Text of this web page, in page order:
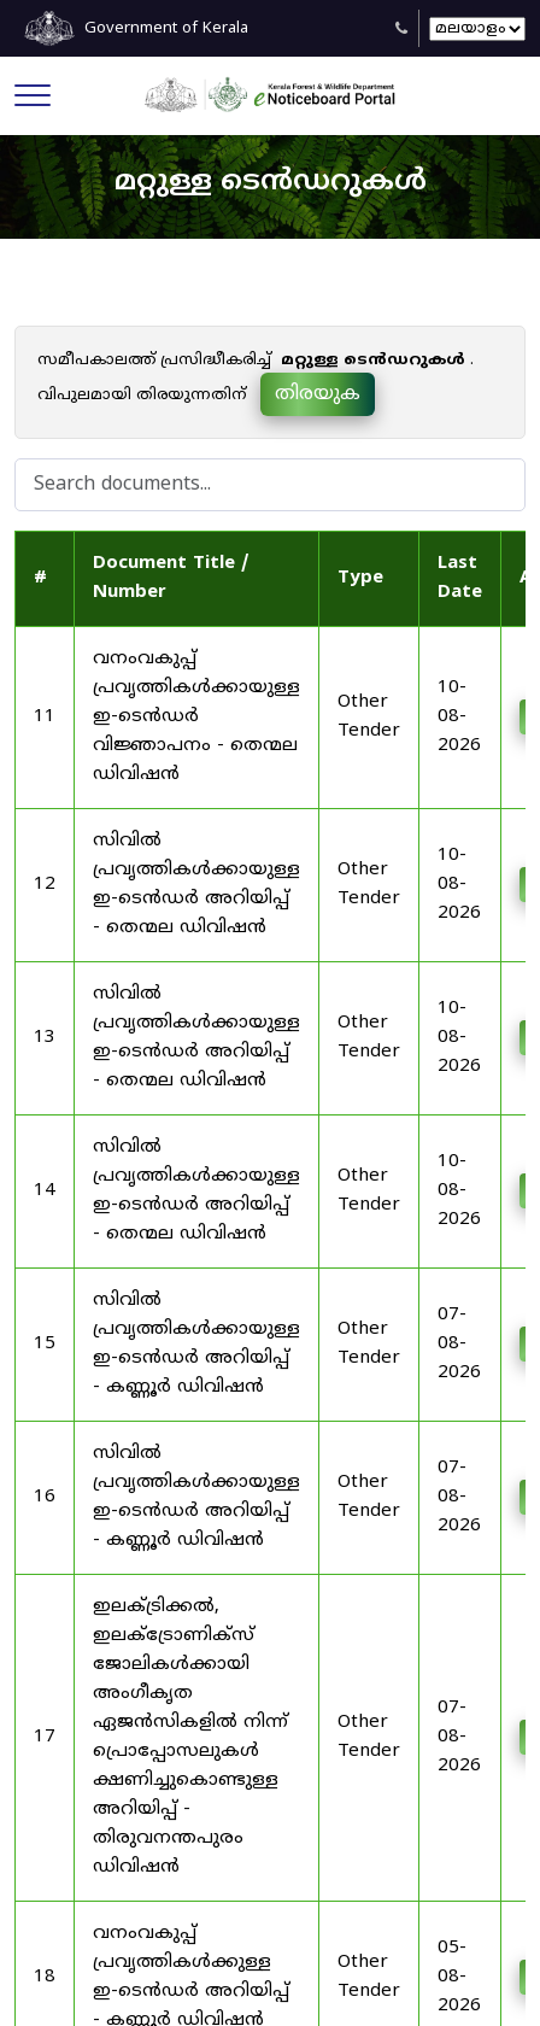
Government of Kerala
മറ്റുള്ള ടെൻഡറുകൾ
സമീപകാലത്ത് പ്രസിദ്ധീകരിച്ച് മറ്റുള്ള ടെൻഡറുകൾ .
വിപുലമായി തിരയുന്നതിന്
തിരയുക
#
Document Title /
Number
Type
Last
Date
11
വനംവകുപ്പ്
പ്രവൃത്തികൾക്കായുള്ള
ഇ-ടെൻഡർ
വിജ്ഞാപനം - തെന്മല
ഡിവിഷൻ
Other
Tender
10-
08-
2026
12
സിവിൽ
പ്രവൃത്തികൾക്കായുള്ള
ഇ-ടെൻഡർ അറിയിപ്പ്
- തെന്മല ഡിവിഷൻ
Other
Tender
10-
08-
2026
13
സിവിൽ
പ്രവൃത്തികൾക്കായുള്ള
ഇ-ടെൻഡർ അറിയിപ്പ്
- തെന്മല ഡിവിഷൻ
Other
Tender
10-
08-
2026
14
സിവിൽ
പ്രവൃത്തികൾക്കായുള്ള
ഇ-ടെൻഡർ അറിയിപ്പ്
- തെന്മല ഡിവിഷൻ
Other
Tender
10-
08-
2026
15
സിവിൽ
പ്രവൃത്തികൾക്കായുള്ള
ഇ-ടെൻഡർ അറിയിപ്പ്
- കണ്ണൂർ ഡിവിഷൻ
Other
Tender
07-
08-
2026
16
സിവിൽ
പ്രവൃത്തികൾക്കായുള്ള
ഇ-ടെൻഡർ അറിയിപ്പ്
- കണ്ണൂർ ഡിവിഷൻ
Other
Tender
07-
08-
2026
17
ഇലക്ട്രിക്കൽ,
ഇലക്ട്രോണിക്സ്
ജോലികൾക്കായി
അംഗീകൃത
ഏജൻസികളിൽ നിന്ന്
പ്രൊപ്പോസലുകൾ
ക്ഷണിച്ചുകൊണ്ടുള്ള
അറിയിപ്പ് -
തിരുവനന്തപുരം
ഡിവിഷൻ
Other
Tender
07-
08-
2026
18
വനംവകുപ്പ്
പ്രവൃത്തികൾക്കുള്ള
ഇ-ടെൻഡർ അറിയിപ്പ്
- കണ്ണൂർ ഡിവിഷൻ
Other
Tender
05-
08-
2026